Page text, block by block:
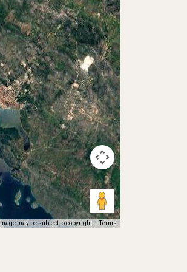
Image may be subject to copyright Terms